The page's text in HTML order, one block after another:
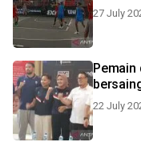
27 July
Pemain
22 July